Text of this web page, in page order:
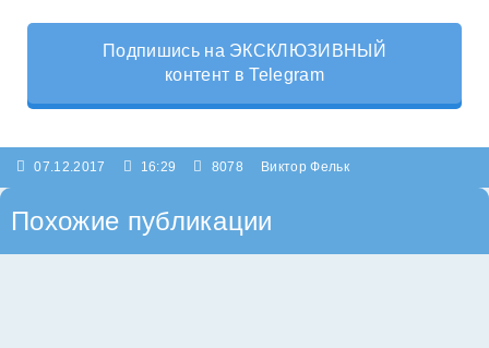
Подпишись на ЭКСКЛЮЗИВНЫЙ
контент в Telegram
07.12.2017 16:29 8078 Виктор Фельк
Похожие публикации